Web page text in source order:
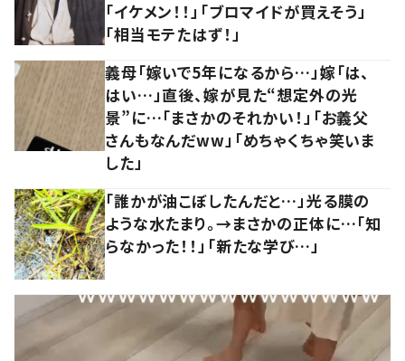
「イケメン！！」「ブロマイドが買えそう」
「相当モテたはず！」
義母「嫁いで5年になるから…」嫁「は、
はい…」直後、嫁が見た“想定外の光
景”に…「まさかのそれかい！」「お義父
さんもなんだww」「めちゃくちゃ笑いま
した」
「誰かが油こぼしたんだと…」光る膜の
ような水たまり。→まさかの正体に…「知
らなかった！！」「新たな学び…」